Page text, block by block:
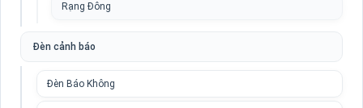
Rạng Đông
Đèn cảnh báo
Đèn Báo Không